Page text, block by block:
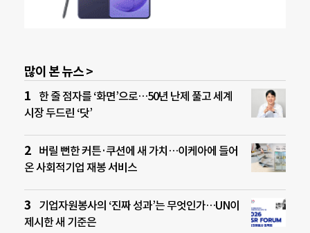
많이 본 뉴스 >
한 줄 점자를 ‘화면’으로…50년 난제 풀고 세계
시장 두드린 ‘닷’
버릴 뻔한 커튼·쿠션에 새 가치…이케아에 들어
온 사회적기업 재봉 서비스
기업자원봉사의 ‘진짜 성과’는 무엇인가…UN이
제시한 새 기준은